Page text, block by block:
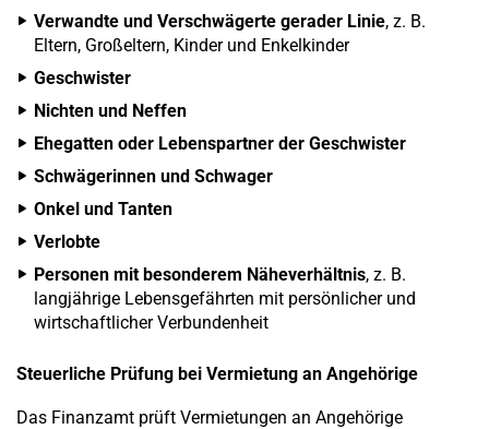
Verwandte und Verschwägerte gerader Linie, z. B.
Eltern, Großeltern, Kinder und Enkelkinder
Geschwister
Nichten und Neffen
Ehegatten oder Lebenspartner der Geschwister
Schwägerinnen und Schwager
Onkel und Tanten
Verlobte
Personen mit besonderem Näheverhältnis, z. B.
langjährige Lebensgefährten mit persönlicher und
wirtschaftlicher Verbundenheit
Steuerliche Prüfung bei Vermietung an Angehörige
Das Finanzamt prüft Vermietungen an Angehörige